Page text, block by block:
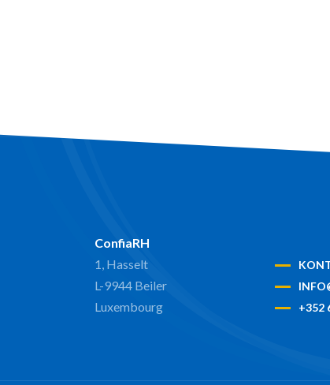
ConfiaRH
1, Hasselt
L-9944 Beiler
Luxembourg
+352